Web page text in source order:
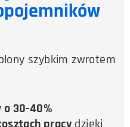
szybkim zwrotem
o 30-40%